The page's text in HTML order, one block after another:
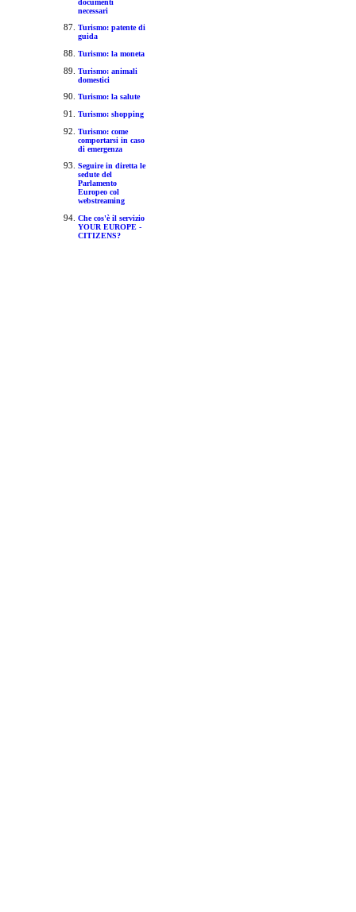
documenti
necessari
Turismo: patente di
guida
Turismo: la moneta
Turismo: animali
domestici
Turismo: la salute
Turismo: shopping
Turismo: come
comportarsi in caso
di emergenza
Seguire in diretta le
sedute del
Parlamento
Europeo col
webstreaming
Che cos'è il servizio
YOUR EUROPE -
CITIZENS?